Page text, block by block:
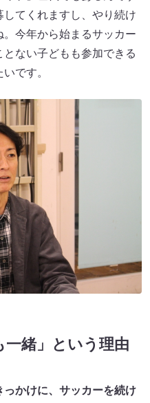
てくれますし、やり続け
今年から始まるサッカー
ない子どもも参加できる
です。
一緒」という理由
かけに、サッカーを続け